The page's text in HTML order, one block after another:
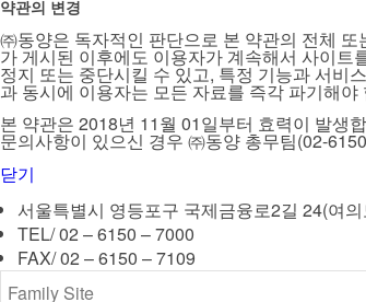
약관의 변경
㈜동양은 독자적인 판단으로 본 약관의 전체
가 게시된 이후에도 이용자가 계속해서 사이
정지 또는 중단시킬 수 있고, 특정 기능과 서비
과 동시에 이용자는 모든 자료를 즉각 파기해야
본 약관은 2018년 11월 01일부터 효력이 발생
문의사항이 있으신 경우 ㈜동양 총무팀(02-
닫기
서울특별시 영등포구 국제금융로2길 24(여
TEL/ 02 – 6150 – 7000
FAX/ 02 – 6150 – 7109